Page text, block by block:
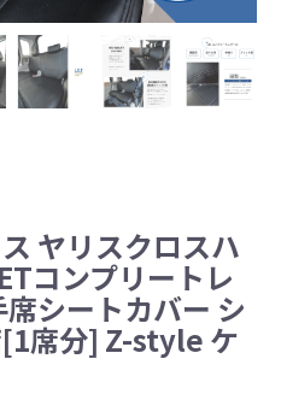
ヤリスクロスハ
コンプリートレ
シートカバー シ
席分] Z-style ケ